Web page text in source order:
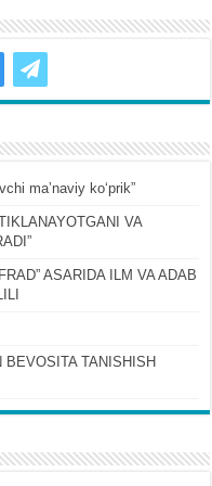
maʼnaviy koʻprik”
VA
ASARIDA ILM VA ADAB
BEVOSITA TANISHISH